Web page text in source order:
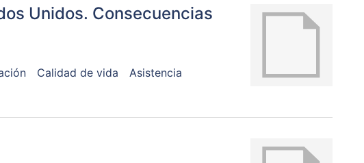
Unidos. Consecuencias
Calidad de vida
Asistencia